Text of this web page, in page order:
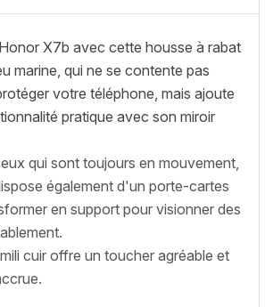
X7b avec cette housse à rabat
marine, qui ne se contente pas
votre téléphone, mais ajoute
pratique avec son miroir
qui sont toujours en mouvement,
également d'un porte-cartes
en support pour visionner des
cuir offre un toucher agréable et